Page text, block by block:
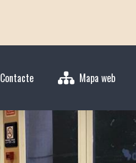
Contacte Mapa web